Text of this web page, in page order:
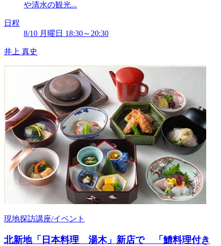
や清水の観光...
日程
8/10 月曜日 18:30～20:30
井上 真史
現地探訪講座/イベント
北新地「日本料理 湯木」新店で 「鱧料理付き